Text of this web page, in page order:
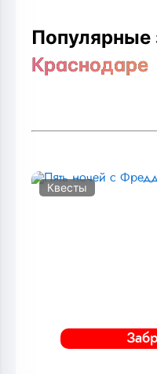
Популярные
Краснодаре
Квесты